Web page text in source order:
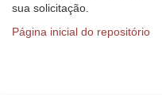
sua solicitação.
Página inicial do repositório